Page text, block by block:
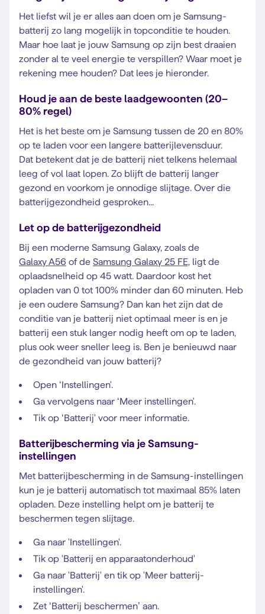
Het liefst wil je er alles aan doen om je Samsung-
batterij zo lang mogelijk in topconditie te houden.
Maar hoe laat je jouw Samsung op zijn best draaien
zonder al te veel energie te verspillen? Waar moet je
rekening mee houden? Dat lees je hieronder.
Houd je aan de beste laadgewoonten (20–
80% regel)
Het is het beste om je Samsung tussen de 20 en 80%
op te laden voor een langere batterijlevensduur.
Dat betekent dat je de batterij niet telkens helemaal
leeg of vol laat lopen. Zo blijft de batterij langer
gezond en voorkom je onnodige slijtage. Over die
batterijgezondheid gesproken...
Let op de batterijgezondheid
Bij een moderne Samsung Galaxy, zoals de
Galaxy A56 of de Samsung Galaxy 25 FE, ligt de
oplaadsnelheid op 45 watt. Daardoor kost het
opladen van 0 tot 100% minder dan 60 minuten. Heb
je een oudere Samsung? Dan kan het zijn dat de
conditie van je batterij niet optimaal meer is en je
batterij een stuk langer nodig heeft om op te laden,
plus ook weer sneller leeg is. Ben je benieuwd naar
de gezondheid van jouw batterij?
Open ‘Instellingen'.
Ga vervolgens naar ‘Meer instellingen'.
Tik op ‘Batterij' voor meer informatie.
Batterijbescherming via je Samsung-
instellingen
Met batterijbescherming in de Samsung-instellingen
kun je je batterij automatisch tot maximaal 85% laten
opladen. Deze instelling helpt om je batterij te
beschermen tegen slijtage.
Ga naar 'Instellingen'.
Tik op 'Batterij en apparaatonderhoud'
Ga naar 'Batterij' en tik op 'Meer batterij-
instellingen'.
Zet ‘Batterij beschermen’ aan.